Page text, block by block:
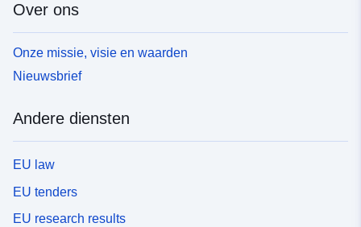
Over ons
Onze missie, visie en waarden
Nieuwsbrief
Andere diensten
EU law
EU tenders
EU research results